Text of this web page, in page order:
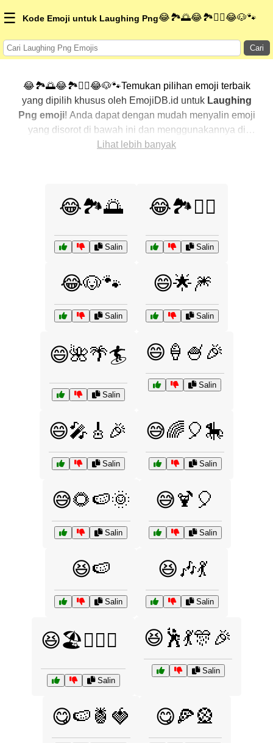
☰ Kode Emoji untuk Laughing Png😂🏞️🌅😂🏞️🚴‍♂️😂🐶🐾
Cari
😂🏞️🌅😂🏞️🚴‍♂️😂🐶🐾Temukan pilihan emoji terbaik
yang dipilih khusus oleh EmojiDB.id untuk Laughing
Png emoji! Anda dapat dengan mudah menyalin emoji
yang disorot di bawah ini dan menggunakannya di
percakapan Anda untuk menambahkan sentuhan
lainnya untuk menemukan cara baru dalam
mengekspresikan
Laughing Png dengan emoji
Lihat lebih banyak
😂🏞️🌅
Salin
😂🏞️🚴‍♂️
Salin
😂🐶🐾
Salin
😄🌟🎆
Salin
😄🌺🌴🏄
Salin
😄🍦🍧🎉
Salin
😄🎤🎸🎉
Salin
😅🌈🎈🎠
Salin
😅🌻🍉🌞
Salin
😅🍹🎈
Salin
😆🍉
Salin
😆🎶💃
Salin
😆🏖️🏄‍♀️🌊
Salin
😆🕺💃🎊🎉
Salin
😋🍉🍍🍓 😋🍕🎡